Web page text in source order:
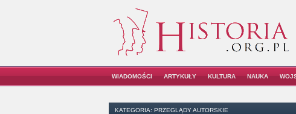
WIADOMOŚCI ARTYKUŁY KULTURA NAUKA
KATEGORIA: PRZEGLĄDY AUTORSKIE